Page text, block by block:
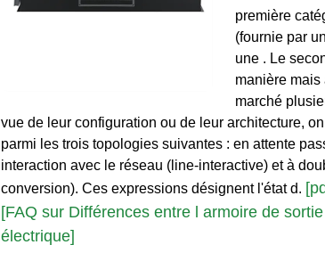
première
(fournie par
une . Le
manière mais
marché
vue de leur configuration ou de leur architecture,
parmi les trois topologies suivantes : en attente
interaction avec le réseau (line-interactive) et à
conversion). Ces expressions désignent l'état d.
[FAQ sur Différences entre l armoire de
électrique]